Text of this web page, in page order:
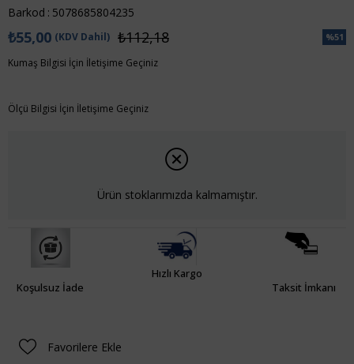
Barkod : 5078685804235
%51
₺112,18
₺55,00 (KDV Dahil)
Kumaş Bilgisi İçin İletişime Geçiniz
Ölçü Bilgisi İçin İletişime Geçiniz
Ürün stoklarımızda kalmamıştır.
Koşulsuz İade
Hızlı Kargo
Taksit İmkanı
Favorilere Ekle